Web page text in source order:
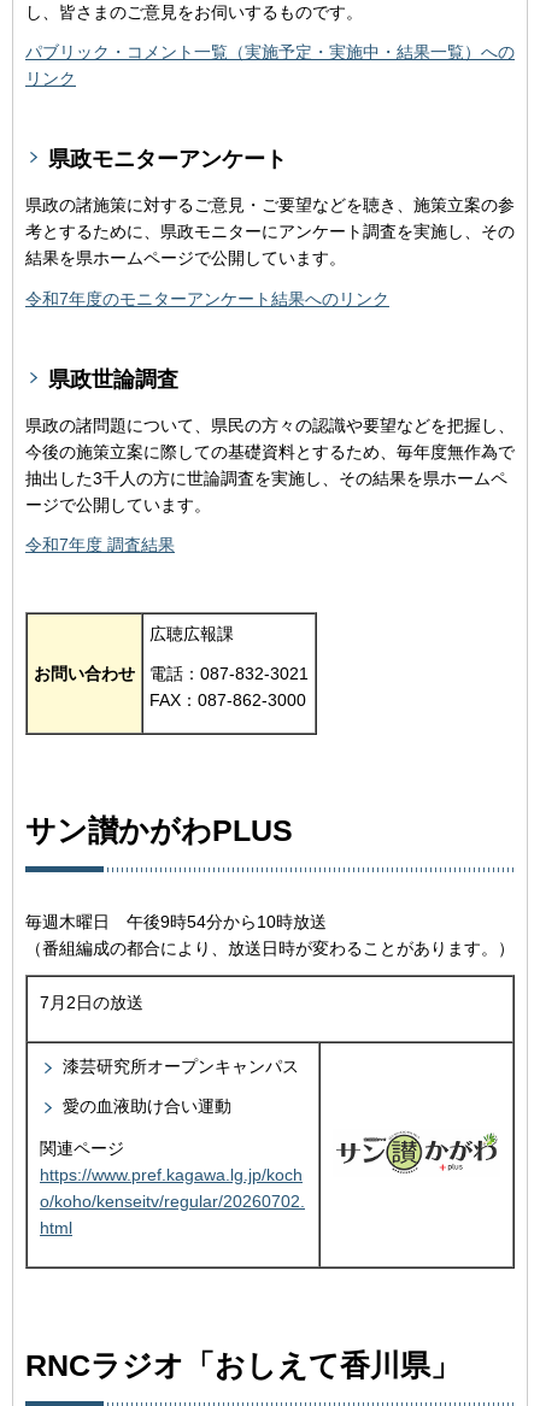
し、皆さまのご意見をお伺いするものです。
パブリック・コメント一覧（実施予定・実施中・結果一覧）への
リンク
県政モニターアンケート
県政の諸施策に対するご意見・ご要望などを聴き、施策立案の参
考とするために、県政モニターにアンケート調査を実施し、その
結果を県ホームページで公開しています。
令和7年度のモニターアンケート結果へのリンク
県政世論調査
県政の諸問題について、県民の方々の認識や要望などを把握し、
今後の施策立案に際しての基礎資料とするため、毎年度無作為で
抽出した3千人の方に世論調査を実施し、その結果を県ホームペ
ージで公開しています。
令和7年度 調査結果
お問い合わせ
広聴広報課
電話：087-832-3021
FAX：087-862-3000
サン讃かがわPLUS
毎週木曜日 午後9時54分から10時放送
（番組編成の都合により、放送日時が変わることがあります。）
7月2日の放送
漆芸研究所オープンキャンパス
愛の血液助け合い運動
関連ページ
https://www.pref.kagawa.lg.jp/koch
o/koho/kenseitv/regular/20260702.
html
RNCラジオ「おしえて香川県」